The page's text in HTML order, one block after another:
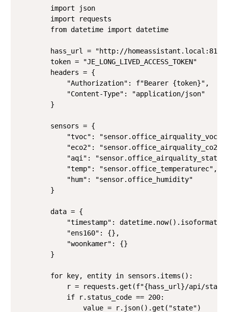
        import json
        import requests
        from datetime import datetime
hass_url = "http://
        token = "JE_LONG_LIVED_ACCESS_TOKEN"
        headers = {
            "Authorization": f"Bearer {token}",
            "Content-Type": "application/json"
        }
        sensors = {
            "tvoc": "sensor.office_airquality_voc",
            "eco2": "sensor.office_airquality_co2",
"aqi":
            "temp": "sensor.office_temperaturec",
            "hum": "sensor.office_humidity"
        }
        data = {
"timestamp":
            "ens160": {},
            "woonkamer": {}
        }
        for key, entity in sensors.items():
r = requests.get(f"{hass_url}/api/
            if r.status_code == 200:
                value = r.json().get("state")